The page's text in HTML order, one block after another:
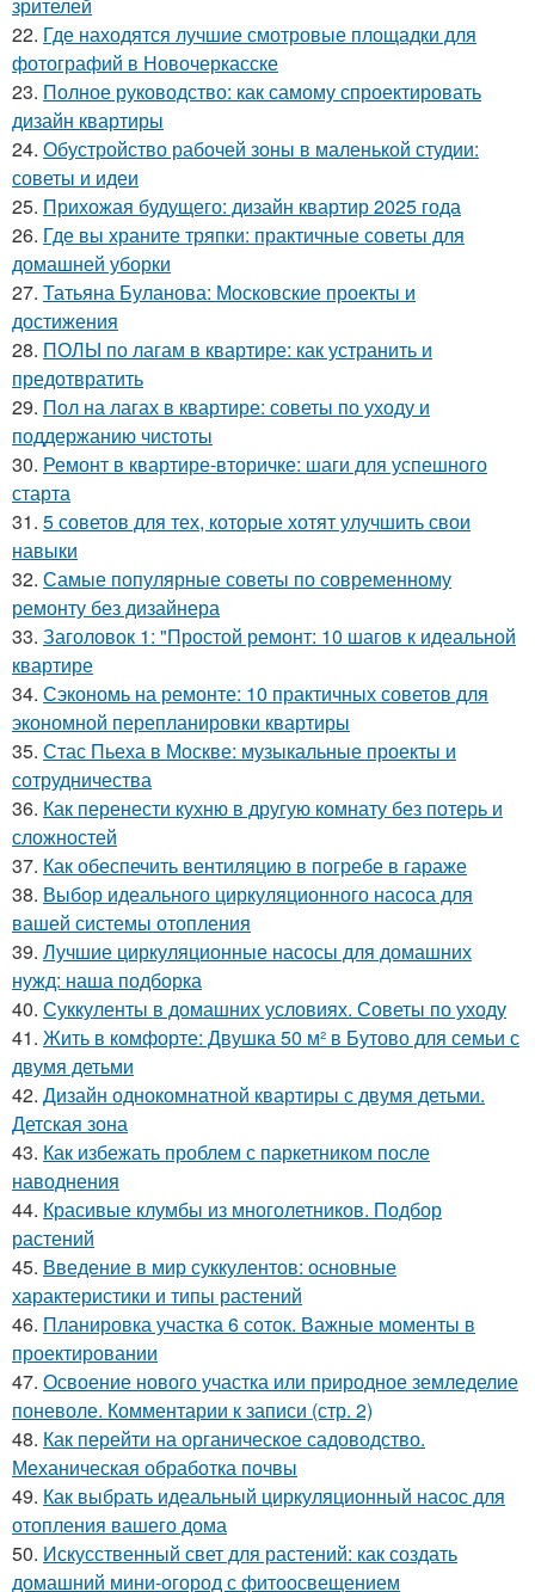
зрителей
22. Где находятся лучшие смотровые площадки для
фотографий в Новочеркасске
23. Полное руководство: как самому спроектировать
дизайн квартиры
24. Обустройство рабочей зоны в маленькой студии:
советы и идеи
25. Прихожая будущего: дизайн квартир 2025 года
26. Где вы храните тряпки: практичные советы для
домашней уборки
27. Татьяна Буланова: Московские проекты и
достижения
28. ПОЛЫ по лагам в квартире: как устранить и
предотвратить
29. Пол на лагах в квартире: советы по уходу и
поддержанию чистоты
30. Ремонт в квартире-вторичке: шаги для успешного
старта
31. 5 советов для тех, которые хотят улучшить свои
навыки
32. Самые популярные советы по современному
ремонту без дизайнера
33. Заголовок 1: "Простой ремонт: 10 шагов к идеальной
квартире
34. Сэкономь на ремонте: 10 практичных советов для
экономной перепланировки квартиры
35. Стас Пьеха в Москве: музыкальные проекты и
сотрудничества
36. Как перенести кухню в другую комнату без потерь и
сложностей
37. Как обеспечить вентиляцию в погребе в гараже
38. Выбор идеального циркуляционного насоса для
вашей системы отопления
39. Лучшие циркуляционные насосы для домашних
нужд: наша подборка
40. Суккуленты в домашних условиях. Советы по уходу
41. Жить в комфорте: Двушка 50 м² в Бутово для семьи с
двумя детьми
42. Дизайн однокомнатной квартиры с двумя детьми.
Детская зона
43. Как избежать проблем с паркетником после
наводнения
44. Красивые клумбы из многолетников. Подбор
растений
45. Введение в мир суккулентов: основные
характеристики и типы растений
46. Планировка участка 6 соток. Важные моменты в
проектировании
47. Освоение нового участка или природное земледелие
поневоле. Комментарии к записи (стр. 2)
48. Как перейти на органическое садоводство.
Механическая обработка почвы
49. Как выбрать идеальный циркуляционный насос для
отопления вашего дома
50. Искусственный свет для растений: как создать
домашний мини-огород с фитоосвещением